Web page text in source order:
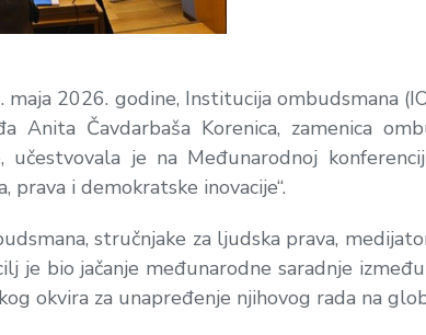
maja 2026. godine, Institucija ombudsmana
Anita Čavdarbaša Korenica, zamenica
učestvovala je na Međunarodnoj
i demokratske inovacije“.
stručnjake za ljudska prava,
je bio jačanje međunarodne saradnje
okvira za unapređenje njihovog rada na